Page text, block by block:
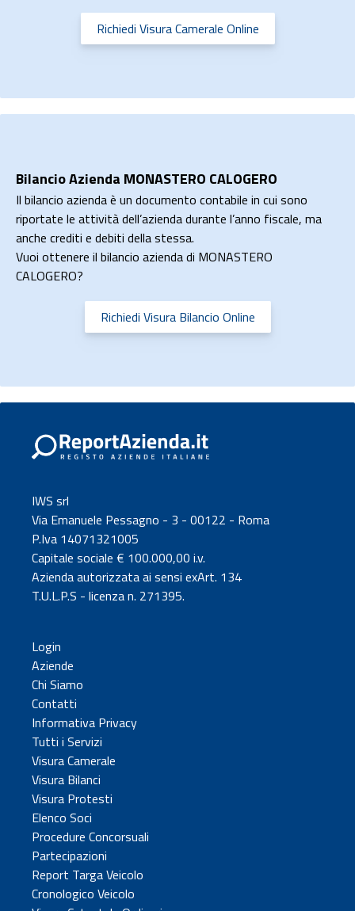
Richiedi Visura Camerale Online
Bilancio Azienda MONASTERO CALOGERO
Il bilancio azienda è un documento contabile in cui sono
riportate le attività dell’azienda durante l’anno fiscale, ma
anche crediti e debiti della stessa.
Vuoi ottenere il bilancio azienda di MONASTERO
CALOGERO?
Richiedi Visura Bilancio Online
IWS srl
Via Emanuele Pessagno - 3 - 00122 - Roma
P.Iva 14071321005
Capitale sociale € 100.000,00 i.v.
Azienda autorizzata ai sensi exArt. 134
T.U.L.P.S - licenza n. 271395.
Login
Aziende
Chi Siamo
Contatti
Informativa Privacy
Tutti i Servizi
Visura Camerale
Visura Bilanci
Visura Protesti
Elenco Soci
Procedure Concorsuali
Partecipazioni
Report Targa Veicolo
Cronologico Veicolo